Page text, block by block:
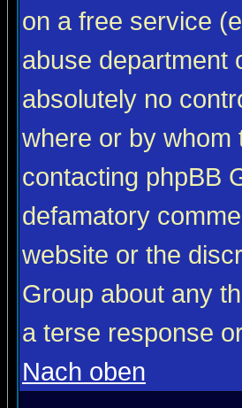
on a free service
abuse department
absolutely no
where or by whom
contacting phpBB
defamatory
website or the
Group about any
a terse response
Nach oben